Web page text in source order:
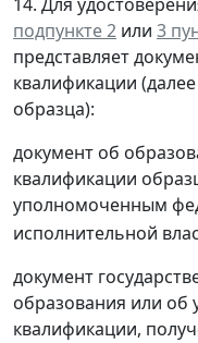
подпункте 2 или 3
представляет
квалификации
образца):
документ об
квалификации
уполномоченным
исполнительной
документ
образования или об
квалификации,